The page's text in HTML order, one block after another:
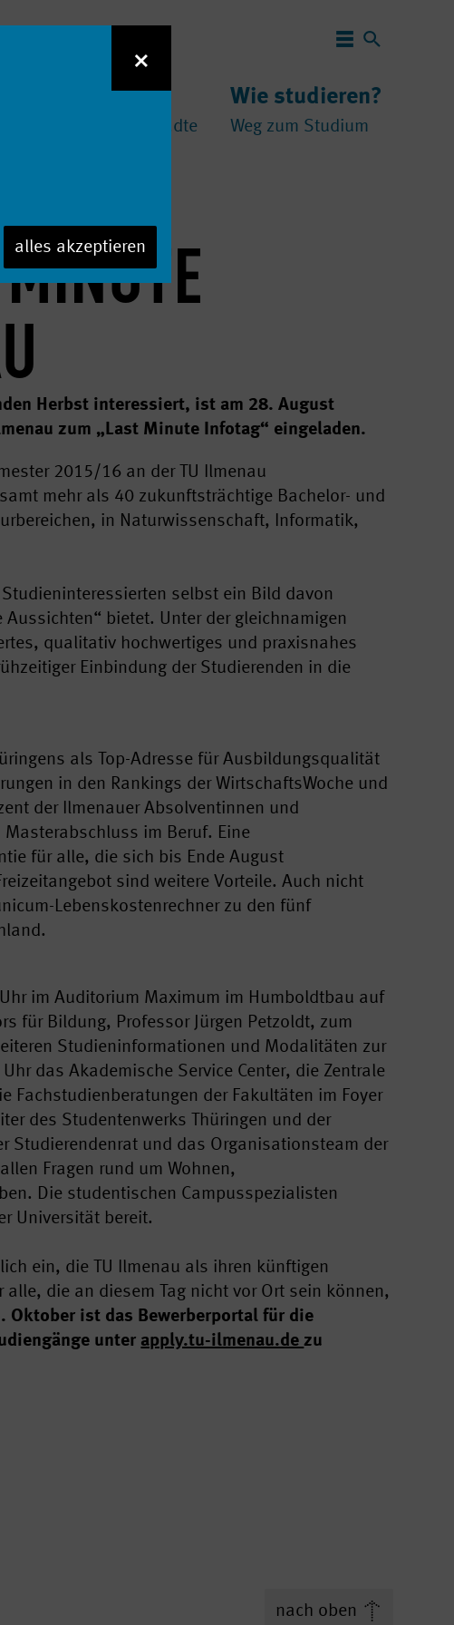
Navigation
Wo studieren?
Städte
Wie studieren?
Weg zum Studium
Herbst interessiert, ist am 28. August
zum „Last Minute Infotag“ eingeladen.
2015/16 an der TU Ilmenau
mehr als 40 zukunftsträchtige Bachelor- und
in Naturwissenschaft, Informatik,
selbst ein Bild davon
bietet. Unter der gleichnamigen
qualitativ hochwertiges und praxisnahes
Einbindung der Studierenden in die
als Top-Adresse für Ausbildungsqualität
in den Rankings der WirtschaftsWoche und
der Ilmenauer Absolventinnen und
im Beruf. Eine
für alle, die sich bis Ende August
sind weitere Vorteile. Auch nicht
Lebenskostenrechner zu den fünf
im Auditorium Maximum im Humboldtbau auf
für Bildung, Professor Jürgen Petzoldt, zum
Studieninformationen und Modalitäten zur
das Akademische Service Center, die Zentrale
Fachstudienberatungen der Fakultäten im Foyer
des Studentenwerks Thüringen und der
Studierendenrat und das Organisationsteam der
Fragen rund um Wohnen,
Die studentischen Campusspezialisten
Universität bereit.
ein, die TU Ilmenau als ihren künftigen
die an diesem Tag nicht vor Ort sein können,
Oktober ist das Bewerberportal für die
unter apply.tu-ilmenau.de zu
nach oben
×
alles akzeptieren